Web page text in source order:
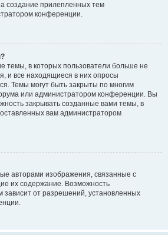
создание прилепленных тем
конференции.
темы, в которых пользователи больше не
и все находящиеся в них опросы
Темы могут быть закрыты по многим
или администратором конференции. Вы
закрывать созданные вами темы, в
вам администратором
авторами изображения, связанные с
их содержание. Возможность
зависит от разрешений, установленных